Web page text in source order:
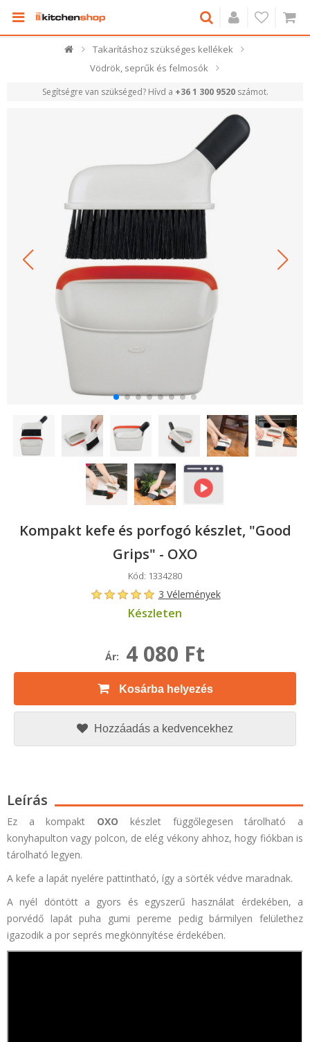
Takarításhoz szükséges kellékek
Vödrök, seprűk és felmosók
Segítségre van szükséged? Hívd a +36 1 300 9520számot.
Kompakt kefe és porfogó készlet, "Good
Grips" - OXO
Kód: 1334280
3 Vélemények
Készleten
Ár: 4 080 Ft
Kosárba helyezés
Hozzáadás a kedvencekhez
Leírás
Ez a kompakt OXO készlet függőlegesen tárolható a
konyhapulton vagy polcon, de elég vékony ahhoz, hogy fiókban is
tárolható legyen.
A kefe a lapát nyelére pattintható, így a sörték védve maradnak.
A nyél döntött a gyors és egyszerű használat érdekében, a
porvédő lapát puha gumi pereme pedig bármilyen felülethez
igazodik a por seprés megkönnyítése érdekében.